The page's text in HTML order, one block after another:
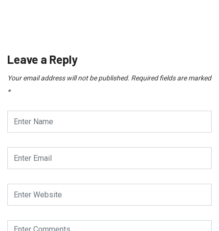
Leave a Reply
Your email address will not be published. Required fields are marked
*